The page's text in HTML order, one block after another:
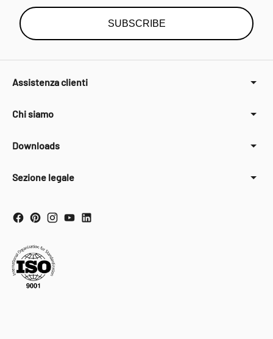
SUBSCRIBE
Assistenza clienti
Chi siamo
Downloads
Sezione legale